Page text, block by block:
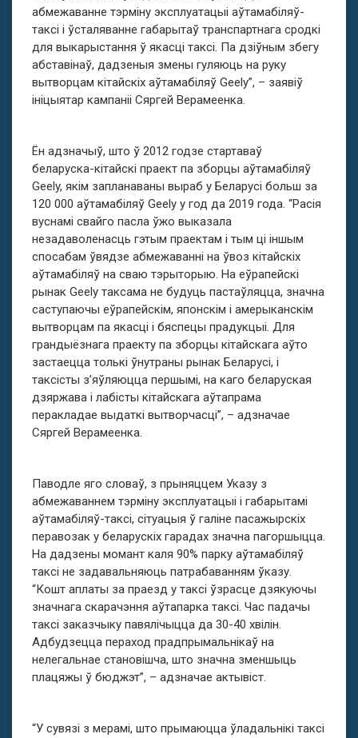
абмежаванне тэрміну эксплуатацыі аўтамабіляў-
таксі і ўсталяванне габарытаў транспартнага сродкі
для выкарыстання ў якасці таксі. Па дзіўным збегу
абставінаў, дадзеныя змены гуляюць на руку
вытворцам кітайскіх аўтамабіляў Geely”, – заявіў
ініцыятар кампаніі Сяргей Верамеенка.
Ён адзначыў, што ў 2012 годзе стартаваў
беларуска-кітайскі праект па зборцы аўтамабіляў
Geely, якім запланаваны выраб у Беларусі больш за
120 000 аўтамабіляў Geely у год да 2019 года. “Расія
вуснамі свайго пасла ўжо выказала
незадаволенасць гэтым праектам і тым ці іншым
спосабам ўвядзе абмежаванні на ўвоз кітайскіх
аўтамабіляў на сваю тэрыторыю. На еўрапейскі
рынак Geely таксама не будуць пастаўляцца, значна
саступаючы еўрапейскім, японскім і амерыканскім
вытворцам па якасці і бяспецы прадукцыі. Для
грандыёзнага праекту па зборцы кітайскага аўто
застаецца толькі ўнутраны рынак Беларусі, і
таксісты з’яўляюцца першымі, на каго беларуская
дзяржава і лабісты кітайскага аўтапрама
перакладае выдаткі вытворчасці”, – адзначае
Сяргей Верамеенка.
Паводле яго словаў, з прыняццем Указу з
абмежаваннем тэрміну эксплуатацыі і габарытамі
аўтамабіляў-таксі, сітуацыя ў галіне пасажырскіх
перавозак у беларускіх гарадах значна пагоршыцца.
На дадзены момант каля 90% парку аўтамабіляў
таксі не задавальняюць патрабаванням ўказу.
“Кошт аплаты за праезд у таксі ўзрасце дзякуючы
значнага скарачэння аўтапарка таксі. Час падачы
таксі заказчыку павялічыцца да 30-40 хвілін.
Адбудзецца пераход прадпрымальнікаў на
нелегальнае становішча, што значна зменшыць
плацяжы ў бюджэт”, – адзначае актывіст.
“У сувязі з мерамі, што прымаюцца ўладальнікі таксі